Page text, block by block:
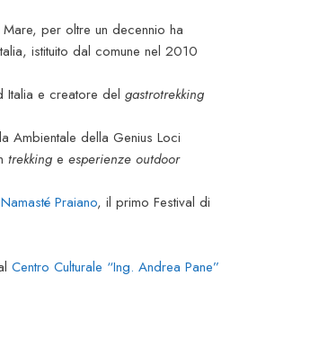
per oltre un decennio ha
istituito dal comune nel 2010
Italia e creatore del gastrotrekking
Ambientale della Genius Loci
trekking e esperienze outdoor
Namasté Praiano, il primo Festival di
Centro Culturale “Ing. Andrea Pane”